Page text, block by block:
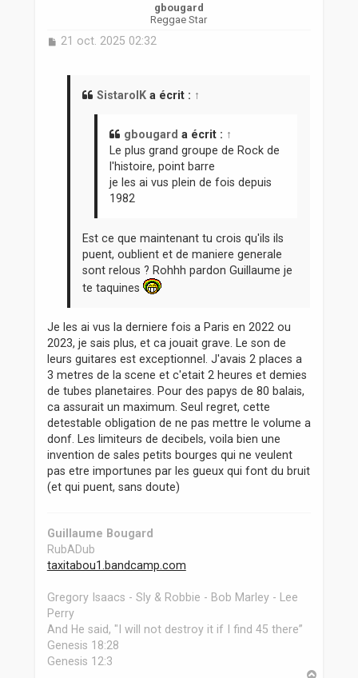
gbougard
Reggae Star
M
21 oct. 2025 02:32
SistarolKa écrit : ↑
gbougard a écrit : ↑
Le plus grand groupe de Rock de
l'histoire, point barre
je les ai vus plein de fois depuis
1982
Est ce que maintenant tu crois qu'ils ils
puent, oublient et de maniere generale
sont relous ? Rohhh pardon Guillaume je
te taquines
Je les ai vus la derniere fois a Paris en 2022 ou
2023, je sais plus, et ca jouait grave. Le son de
leurs guitares est exceptionnel. J'avais 2 places a
3 metres de la scene et c'etait 2 heures et demies
de tubes planetaires. Pour des papys de 80 balais,
ca assurait un maximum. Seul regret, cette
detestable obligation de ne pas mettre le volume a
donf. Les limiteurs de decibels, voila bien une
invention de sales petits bourges qui ne veulent
pas etre importunes par les gueux qui font du bruit
(et qui puent, sans doute)
Guillaume Bougard
RubADub
taxitabou1.bandcamp.com
Gregory Isaacs - Sly & Robbie - Bob Marley - Lee
Perry
And He said, "I will not destroy it if I find 45 there”
Genesis 18:28
Genesis 12:3